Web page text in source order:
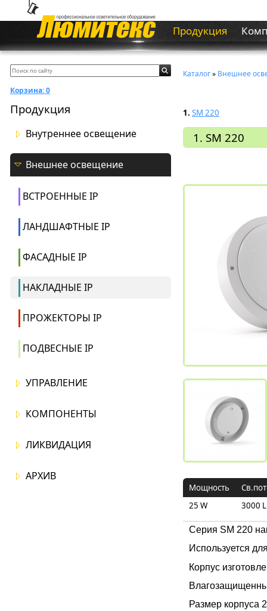
Продукция
Корзина:0
Продукция
Внутреннее освещение
Внешнее освещение
ВСТРОЕННЫЕ IP
ЛАНДШАФТНЫЕ IP
ФАСАДНЫЕ IP
НАКЛАДНЫЕ IP
ПРОЖЕКТОРЫ IP
ПОДВЕСНЫЕ IP
УПРАВЛЕНИЕ
КОМПОНЕНТЫ
ЛИКВИДАЦИЯ
АРХИВ
Каталог» Внешнее
1. SM 220
1. SM 220
Мощность
25 W
3000
Серия SM 220
Используется
Корпус
Размер корпуса